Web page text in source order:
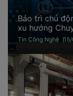
Bảo trì chủ
xu hướng
Tin Công Nghệ